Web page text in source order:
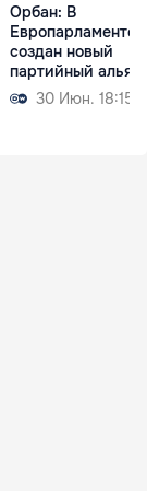
Орбан: В
Европарламенте
создан новый
партийный
30 Июн. 18:15